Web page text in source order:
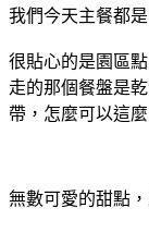
我們今天主餐都是
很貼心的是園區
走的那個餐盤是
帶，怎麼可以這
無數可愛的甜點